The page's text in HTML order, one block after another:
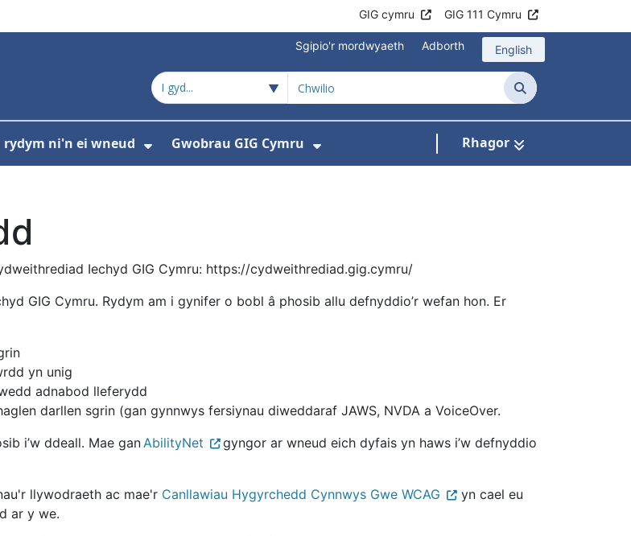
GIG cymru GIG 111 Cymru
Sgipio'r mordwyaeth Adborth English
Chwilio
rydym ni'n ei wneud Gwobrau GIG Cymru Rhagor
Iechyd GIG Cymru: https://cydweithrediad.gig.cymru/
GIG Cymru. Rydym am i gynifer o bobl â phosib allu defnyddio’r wefan hon. Er
yn unig
adnabod lleferydd
darllen sgrin (gan gynnwys fersiynau diweddaraf JAWS, NVDA a VoiceOver.
i’w ddeall. Mae ganAbilityNet
gyngor ar wneud eich dyfais yn haws i’w defnyddio
llywodraeth ac mae'r Canllawiau Hygyrchedd Cynnwys Gwe WCAG
yn cael eu
ar y we.